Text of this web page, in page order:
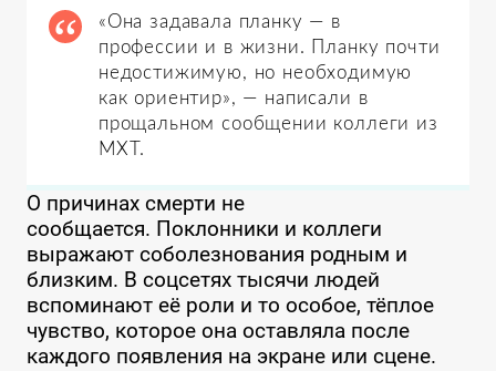
«Она задавала планку — в
профессии и в жизни. Планку почти
недостижимую, но необходимую
как ориентир», — написали в
прощальном сообщении коллеги из
МХТ.
О причинах смерти не
сообщается. Поклонники и коллеги
выражают соболезнования родным и
близким. В соцсетях тысячи людей
вспоминают её роли и то особое, тёплое
чувство, которое она оставляла после
каждого появления на экране или сцене.